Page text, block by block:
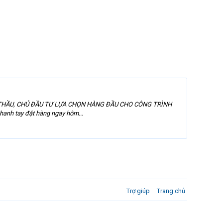
CHỦ ĐẦU TƯ LỰA CHỌN HÀNG ĐẦU CHO CÔNG TRÌNH
tay đặt hàng ngay hôm...
Trợ giúp Trang chủ